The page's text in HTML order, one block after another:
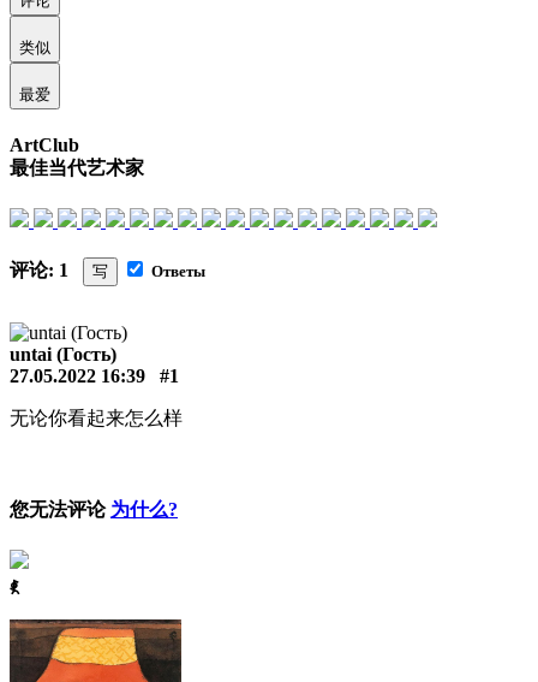
类似
最爱
ArtClub
最佳当代艺术家
评论: 1 写 Ответы
untai (Гость)
27.05.2022 16:39
#1
无论你看起来怎么样
您无法评论 为什么?
ꈅ